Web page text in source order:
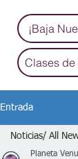
¡Baja
Clases
Entrada
Noticias/ All
Planeta